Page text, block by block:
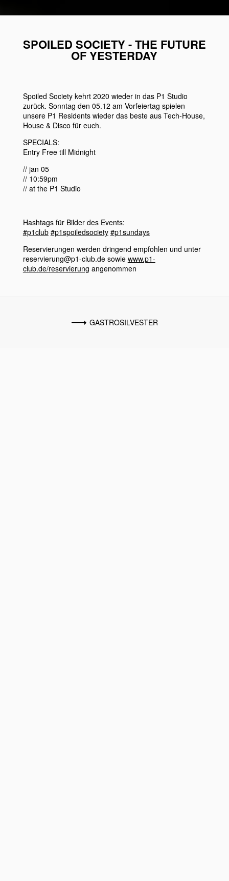
SPOILED SOCIETY - THE FUTURE
OF YESTERDAY
Spoiled Society kehrt 2020 wieder in das P1 Studio
zurück. Sonntag den 05.12 am Vorfeiertag spielen
unsere P1 Residents wieder das beste aus Tech-House,
House & Disco für euch.
SPECIALS:
Entry Free till Midnight
// jan 05
// 10:59pm
// at the P1 Studio
Hashtags für Bilder des Events:
#p1club #p1spoiledsociety #p1sundays
Reservierungen werden dringend empfohlen und unter
reservierung@p1-club.de sowie www.p1-
club.de/reservierung angenommen
GASTROSILVESTER